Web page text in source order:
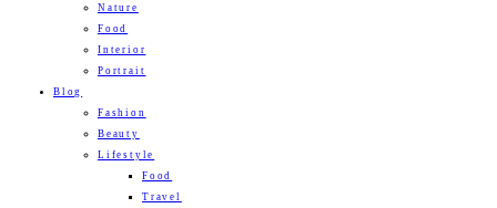
Nature
Food
Interior
Portrait
Blog
Fashion
Beauty
Lifestyle
Food
Travel